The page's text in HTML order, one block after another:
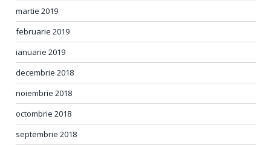
martie 2019
februarie 2019
ianuarie 2019
decembrie 2018
noiembrie 2018
octombrie 2018
septembrie 2018